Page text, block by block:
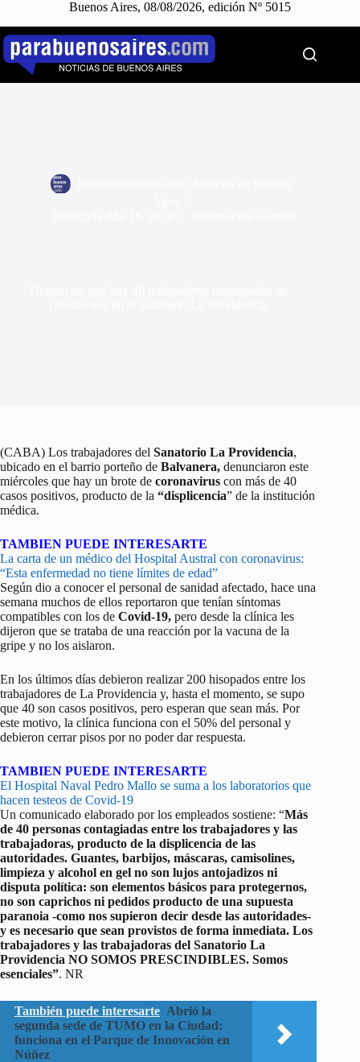
Buenos Aires, 08/08/2026, edición Nº 5015
Saltar
contenido
(CABA) Los trabajadores del Sanatorio La Providencia,
ubicado en el barrio porteño de Balvanera, denunciaron este
miércoles que hay un brote de coronavirus con más de 40
casos positivos, producto de la “displicencia” de la institución
médica.
TAMBIEN PUEDE INTERESARTE
La carta de un médico del Hospital Austral con coronavirus:
“Esta enfermedad no tiene límites de edad”
Según dio a conocer el personal de sanidad afectado, hace una
semana muchos de ellos reportaron que tenían síntomas
compatibles con los de Covid-19, pero desde la clínica les
dijeron que se trataba de una reacción por la vacuna de la
gripe y no los aislaron.
En los últimos días debieron realizar 200 hisopados entre los
trabajadores de La Providencia y, hasta el momento, se supo
que 40 son casos positivos, pero esperan que sean más. Por
este motivo, la clínica funciona con el 50% del personal y
debieron cerrar pisos por no poder dar respuesta.
TAMBIEN PUEDE INTERESARTE
El Hospital Naval Pedro Mallo se suma a los laboratorios que
hacen testeos de Covid-19
Un comunicado elaborado por los empleados sostiene: “Más
de 40 personas contagiadas entre los trabajadores y las
trabajadoras, producto de la displicencia de las
autoridades. Guantes, barbijos, máscaras, camisolines,
limpieza y alcohol en gel no son lujos antojadizos ni
disputa política: son elementos básicos para protegernos,
no son caprichos ni pedidos producto de una supuesta
paranoia -como nos supieron decir desde las autoridades-
y es necesario que sean provistos de forma inmediata. Los
trabajadores y las trabajadoras del Sanatorio La
Providencia NO SOMOS PRESCINDIBLES. Somos
esenciales”. NR
También puede interesarte Abrió la
segunda sede de TUMO en la Ciudad:
funciona en el Parque de Innovación en
Núñez